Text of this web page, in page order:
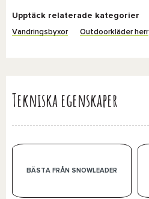
Upptäck relaterade kategorier
Vandringsbyxor Outdoorkläder herr
Tekniska egenskaper
BÄSTA FRÅN SNOWLEADER